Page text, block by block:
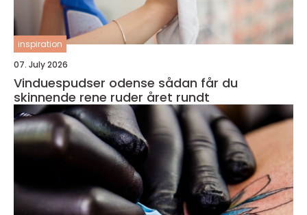
inspiration
07. July 2026
Vinduespudser odense sådan får du
skinnende rene ruder året rundt